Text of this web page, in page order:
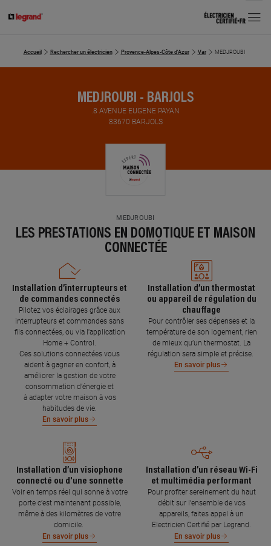
MENU
Accueil Rechercher un électricien Provence-Alpes-Côte d'Azur Var MEDJROUBI
MEDJROUBI - BARJOLS
.8 AVENUE EUGENE PAYAN
83670 BARJOLS
MEDJROUBI
LES PRESTATIONS EN DOMOTIQUE ET MAISON
CONNECTÉE
Installation d’interrupteurs et
de commandes connectés
Pilotez vos éclairages grâce aux
interrupteurs et commandes sans
fils connectées, ou via l'application
Home + Control.
Ces solutions connectées vous
aident à gagner en confort, à
améliorer la gestion de votre
consommation d’énergie et
à adapter votre maison à vos
habitudes de vie.
En savoir plus
Installation d’un thermostat
ou appareil de régulation du
chauffage
Pour contrôler ses dépenses et la
température de son logement, rien
de mieux qu’un thermostat. La
régulation sera simple et précise.
En savoir plus
Installation d’un visiophone
connecté ou d'une sonnette
Voir en temps réel qui sonne à votre
porte c’est maintenant possible,
même à des kilomètres de votre
domicile.
En savoir plus
Installation d’un réseau Wi-Fi
et multimédia performant
Pour profiter sereinement du haut
débit sur l’ensemble de vos
appareils, faites appel à un
Electricien Certifié par Legrand.
En savoir plus